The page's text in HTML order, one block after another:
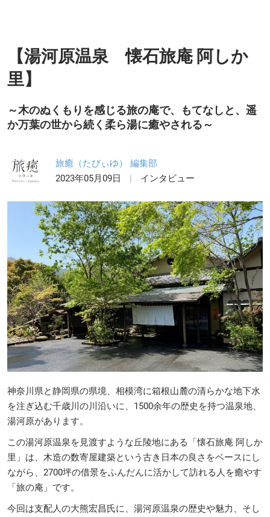
【湯河原温泉 懐石旅庵 阿しか
里】
～木のぬくもりを感じる旅の庵で、もてなしと、遥
か万葉の世から続く柔ら湯に癒やされる～
旅癒（たびぃゆ） 編集部
2023年05月09日
インタビュー
神奈川県と静岡県の県境、相模湾に箱根山麓の清らかな地下水
を注ぎ込む千歳川の川沿いに、1500余年の歴史を持つ温泉地、
湯河原があります。
この湯河原温泉を見渡すような丘陵地にある「懐石旅庵 阿しか
里」は、木造の数寄屋建築という古き日本の良さをベースにし
ながら、2700坪の借景をふんだんに活かして訪れる人を癒やす
「旅の庵」です。
今回は支配人の大熊宏昌氏に、湯河原温泉の歴史や魅力、そし